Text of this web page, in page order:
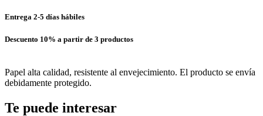
Entrega 2-5 días hábiles
Descuento 10% a partir de 3 productos
Papel alta calidad, resistente al envejecimiento. El producto se envía
debidamente protegido.
Te puede interesar